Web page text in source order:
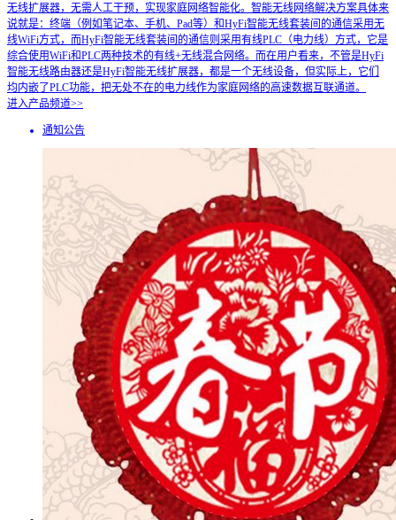
无线扩展器，无需人工干预，实现家庭网络智能化。智能无线网络解决方案具体来
说就是：终端（例如笔记本、手机、Pad等）和HyFi智能无线套装间的通信采用无
线WiFi方式，而HyFi智能无线套装间的通信则采用有线PLC（电力线）方式，它是
综合使用WiFi和PLC两种技术的有线+无线混合网络。而在用户看来，不管是HyFi
智能无线路由器还是HyFi智能无线扩展器，都是一个无线设备，但实际上，它们
均内嵌了PLC功能，把无处不在的电力线作为家庭网络的高速数据互联通道。
进入产品频道>>
通知公告